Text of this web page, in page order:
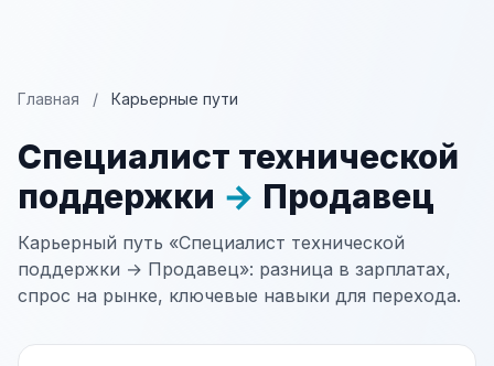
Главная / Карьерные пути
Специалист технической
поддержки → Продавец
Карьерный путь «Специалист технической
поддержки → Продавец»: разница в зарплатах,
спрос на рынке, ключевые навыки для перехода.